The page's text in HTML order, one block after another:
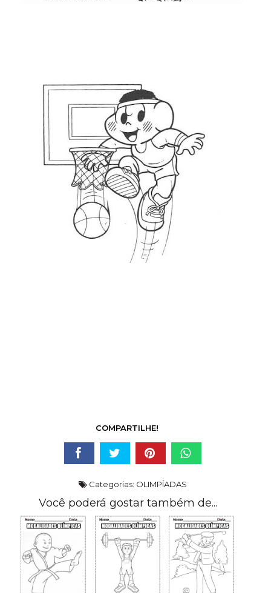
COMPARTILHE!
Categorias: OLIMPÍADAS
Você poderá gostar também de...